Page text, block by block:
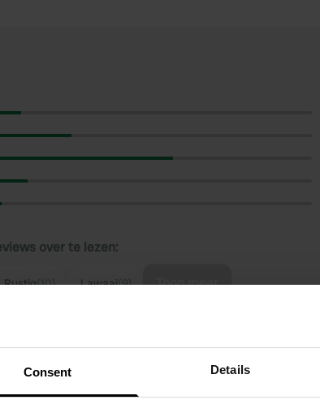
Consent Details
over te lezen:
Rustig(10) Lawaai(9) Toon meer
het gebruik van filters op de reviews